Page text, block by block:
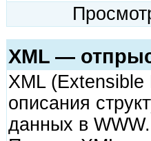
XML —
XML
описания
данных в